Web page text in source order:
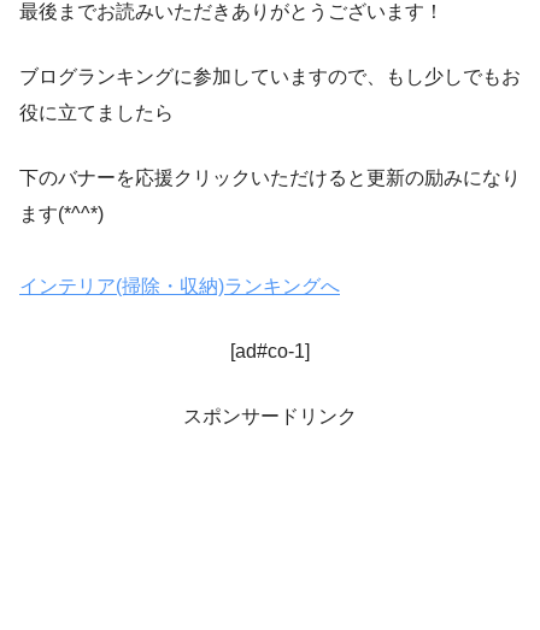
最後までお読みいただきありがとうございます！
ブログランキングに参加していますので、もし少しでもお
役に立てましたら
下のバナーを応援クリックいただけると更新の励みになり
ます(*^^*)
インテリア(掃除・収納)ランキングへ
[ad#co-1]
スポンサードリンク